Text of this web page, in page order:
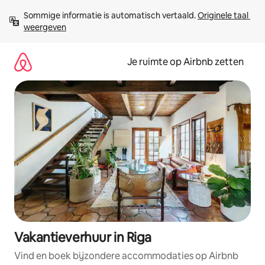
direct
naar
Sommige informatie is automatisch vertaald. Originele taal
weergeven
Je ruimte op Airbnb zetten
Vakantieverhuur in Riga
Vind en boek bijzondere accommodaties op Airbnb